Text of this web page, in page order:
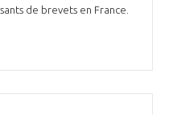
de brevets en France.